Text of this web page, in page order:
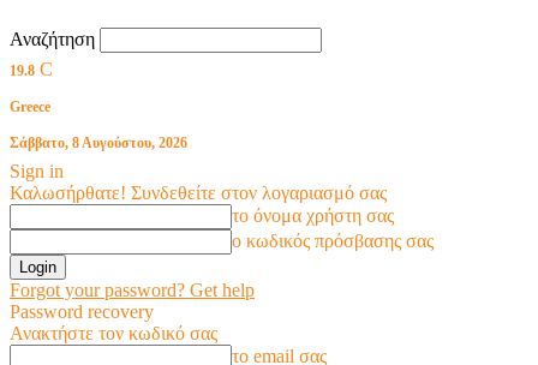
Αναζήτηση
19.8 C
Greece
Σάββατο, 8 Αυγούστου, 2026
Sign in
Καλωσήρθατε! Συνδεθείτε στον λογαριασμό σας
το όνομα χρήστη σας
ο κωδικός πρόσβασης σας
Forgot your password? Get help
Password recovery
Ανακτήστε τον κωδικό σας
το email σας